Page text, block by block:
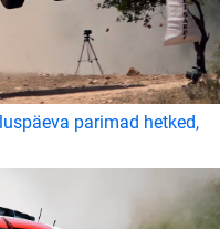
parimad hetked,